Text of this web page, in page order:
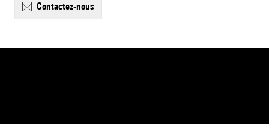
contactez-nous